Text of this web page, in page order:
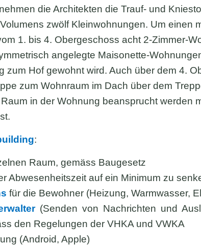
die Architekten die Trauf- und
zwölf Kleinwohnungen. Um einen
1. bis 4. Obergeschoss acht 2-Zimmer-
angelegte Maisonette-
zum Hof gewohnt wird. Auch über dem 4.
zum Wohnraum im Dach über dem
in der Wohnung beansprucht werden
:
Raum, gemäss Baugesetz
Abwesenheitszeit auf ein Minimum zu
für die Bewohner (Heizung, Warmwasser,
(Senden von Nachrichten und
den Regelungen der VHKA und VWKA
(Android, Apple)